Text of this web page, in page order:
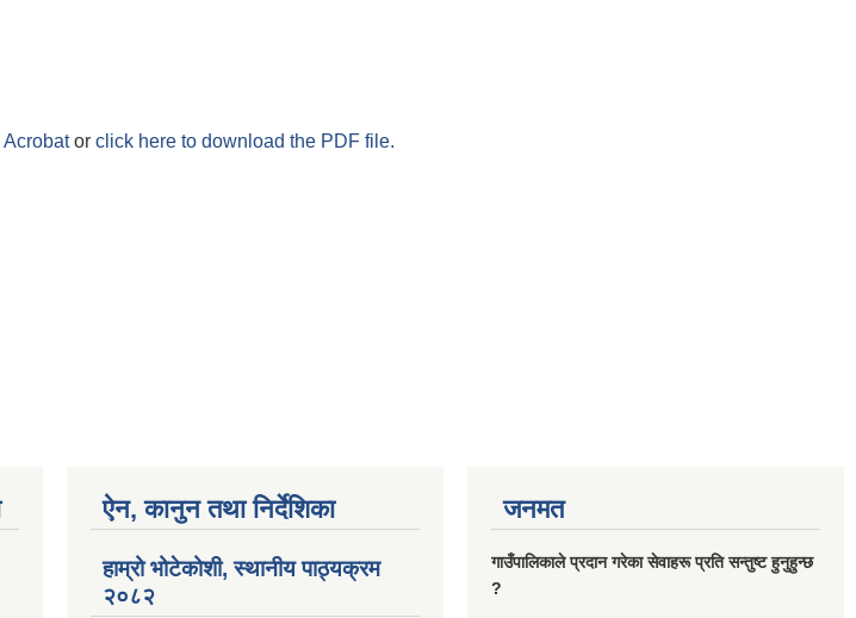
Acrobator click here to download the PDF file.
ऐन, कानुन तथा निर्देशिका
हाम्रो भोटेकोशी, स्थानीय पाठ्यक्रम
२०८२
जनमत
गाउँपालिकाले प्रदान गरेका सेवाहरू प्रति सन्तुष्ट हुनुहुन्छ
?